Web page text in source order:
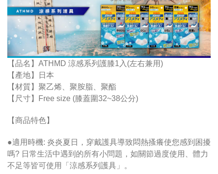
【品名】ATHMD 涼感系列護膝1入(左右兼用)
【產地】日本
【材質】聚乙烯、聚胺脂、聚酯
【尺寸】Free size (膝蓋圍32~38公分)
【商品特色】
●適用時機: 炎炎夏日，穿戴護具導致悶熱搔癢使您感到困擾
嗎? 日常生活中遇到的所有小問題，如關節過度使用、體力
不足等皆可使用「涼感系列護具」。